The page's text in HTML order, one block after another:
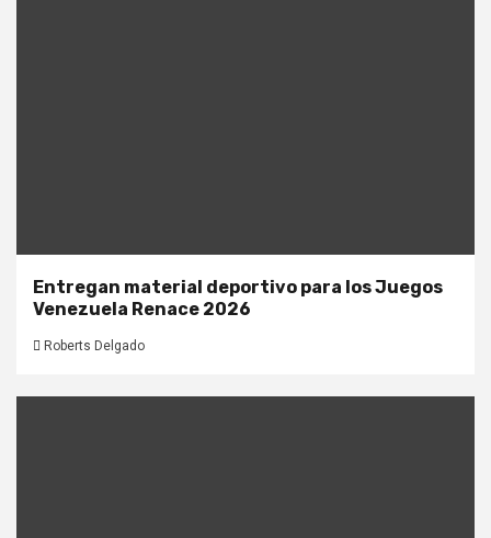
Entregan material deportivo para los Juegos
Venezuela Renace 2026
Roberts Delgado